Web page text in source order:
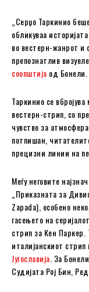
„Серџо Таркинио
обликуваа
во вестерн-жанрот и
препознатлив
соопштија од Бонели.
Таркинио се
вестерн-стрип, со
чувство за
потпишан,
прецизни линии на
Меѓу неговите
„Приказната за
Zapada), особено
гасењето на
стрип за Кен Паркер.
италијанскиот
Југославија . За
Судијата Рој Бин,